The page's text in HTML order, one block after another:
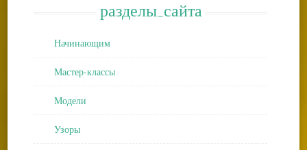
разделы_сайта
Начинающим
Мастер-классы
Модели
Узоры